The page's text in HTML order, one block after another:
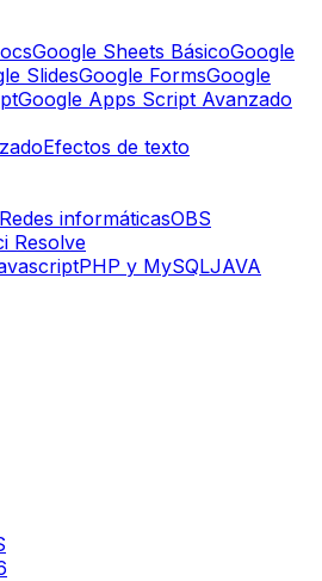
Google Sheets BásicoGoogle
SlidesGoogle FormsGoogle
Google Apps Script Avanzado
Efectos de texto
Redes informáticasOBS
Resolve
PHP y MySQLJAVA